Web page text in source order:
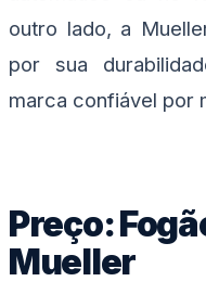
outro lado, a
por sua
marca confiável por
Preço:
Mueller